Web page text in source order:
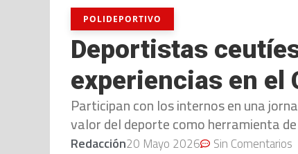
POLIDEPORTIVO
Deportistas
experiencias en el
Participan con los internos en una
valor del deporte como herramienta
Redacción20 Mayo 2026 Sin Comentarios